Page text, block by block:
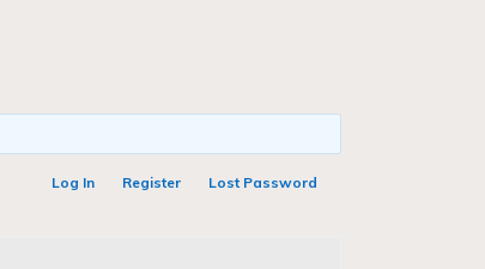
Log In Register
Lost Password